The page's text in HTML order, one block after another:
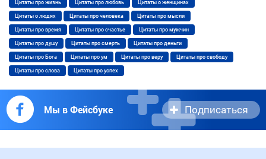
Цитаты про жизнь Цитаты про любовь Цитаты о женщинах
Цитаты о людях Цитаты про человека Цитаты про мысли
Цитаты про время Цитаты про счастье Цитаты про мужчин
Цитаты про душу Цитаты про смерть Цитаты про деньги
Цитаты про Бога Цитаты про ум Цитаты про веру Цитаты про свободу
Цитаты про слова Цитаты про успех
Мы в Фейсбуке Подписаться